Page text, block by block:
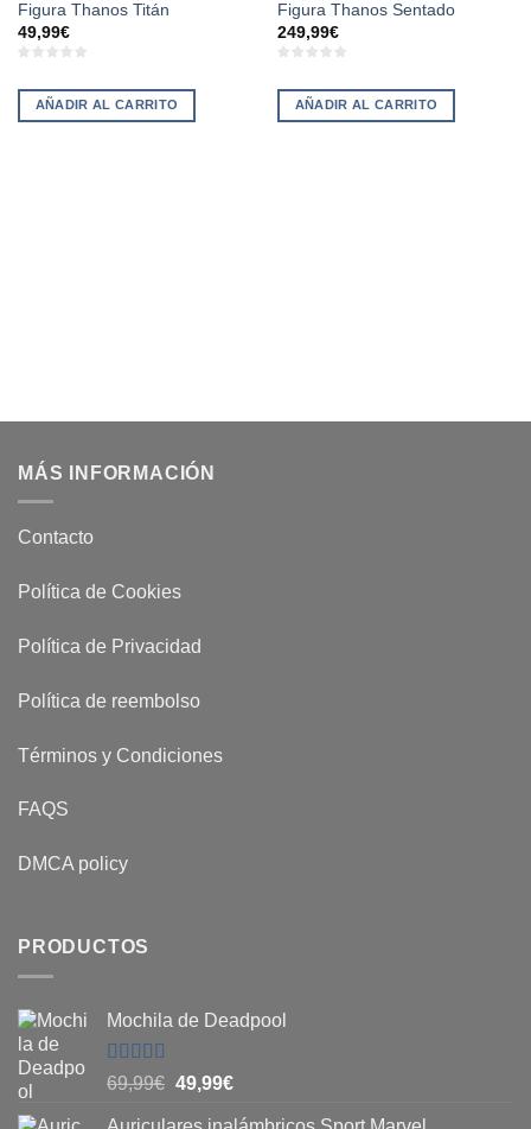
Figura Thanos Titán
49,99€
AÑADIR AL CARRITO
Figura Thanos Sentado
249,99€
AÑADIR AL CARRITO
MÁS INFORMACIÓN
Contacto
Política de Cookies
Política de Privacidad
Política de reembolso
Términos y Condiciones
FAQS
DMCA policy
PRODUCTOS
Mochila de Deadpool
Valorado
con
69,99€ El
49,99€El